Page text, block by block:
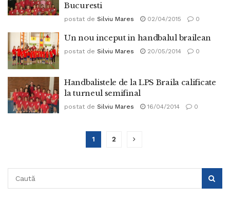
Bucuresti
postat de Silviu Mares 02/04/2015 0
Un nou inceput in handbalul brailean
postat de Silviu Mares 20/05/2014 0
Handbalistele de la LPS Braila calificate
la turneul semifinal
postat de Silviu Mares 16/04/2014 0
1 2